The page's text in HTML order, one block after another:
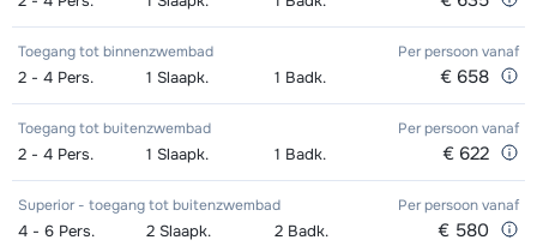
Toegang tot binnenzwembad Per persoonvanaf
2 - 4 Pers. 1 Slaapk. 1 Badk. € 658
Toegang tot buitenzwembad Per persoonvanaf
2 - 4 Pers. 1 Slaapk. 1 Badk. € 622
Superior - toegang tot buitenzwembad Per persoonvanaf
4 - 6 Pers. 2 Slaapk. 2 Badk. € 580